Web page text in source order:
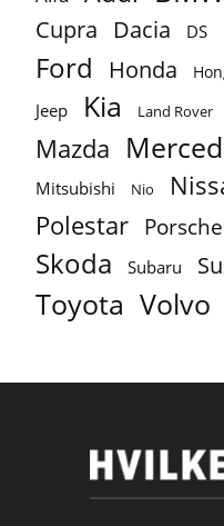
Cupra Dacia DS
Ford Honda
Jeep Kia Land Rover
Mazda
Mitsubishi Nio
Polestar Porsche
Skoda Subaru
Toyota Volvo